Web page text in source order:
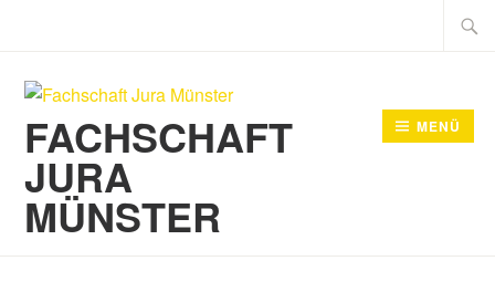
Suche
nach:
FACHSCHAFT
JURA
MÜNSTER
MENÜ